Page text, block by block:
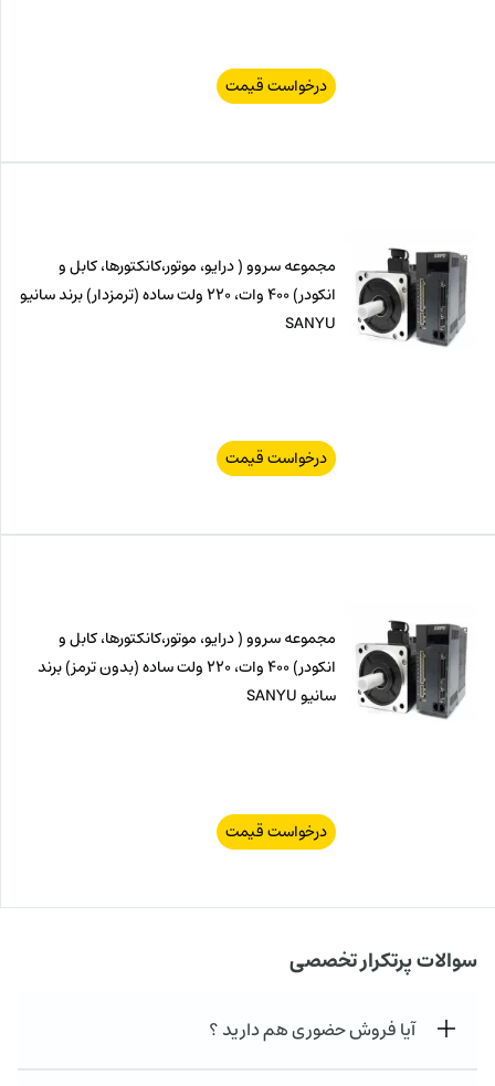
درخواست قیمت
مجموعه سروو ( درایو، موتور،کانکتورها، کابل و
انکودر) 400 وات، 220 ولت ساده (ترمزدار) برند سانیو
SANYU
درخواست قیمت
مجموعه سروو ( درایو، موتور،کانکتورها، کابل و
انکودر) 400 وات، 220 ولت ساده (بدون ترمز) برند
سانیو SANYU
درخواست قیمت
سوالات پرتکرار تخصصی
آیا فروش حضوری هم دارید ؟